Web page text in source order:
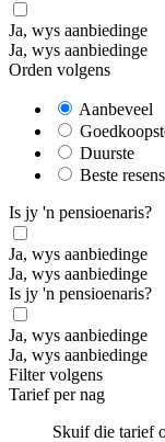
Ja, wys aanbiedinge
Ja, wys aanbiedinge
Orden volgens
Aanbeveel
Duurste
Beste
Is jy 'n pensioenaris?
Ja, wys aanbiedinge
Ja, wys aanbiedinge
Is jy 'n pensioenaris?
Ja, wys aanbiedinge
Ja, wys aanbiedinge
Filter volgens
Tarief per nag
Skuif die tarief